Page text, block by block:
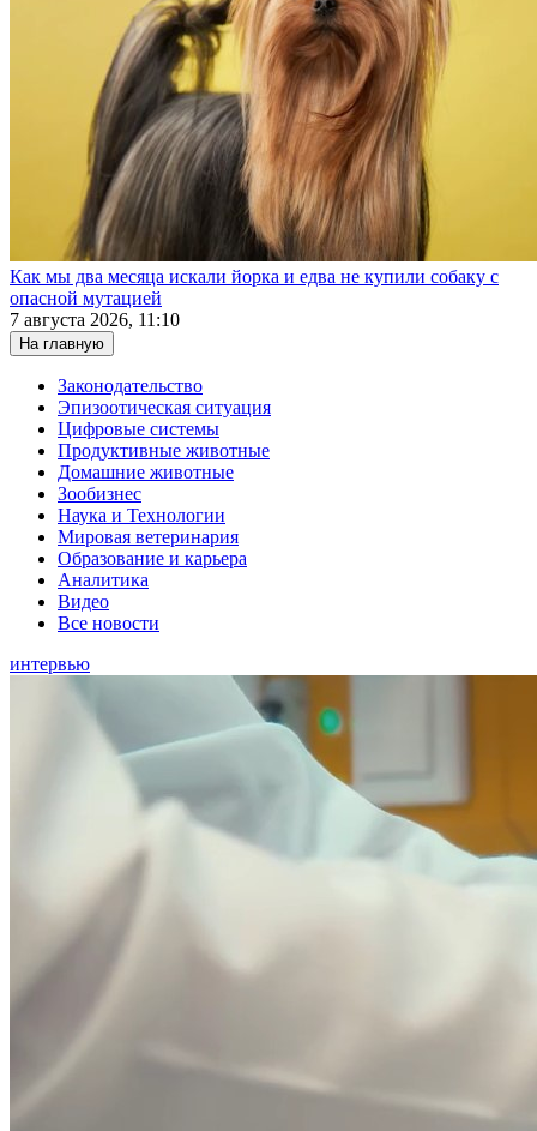
Как мы два месяца искали йорка и едва не купили собаку с
опасной мутацией
7 августа 2026, 11:10
На главную
Законодательство
Эпизоотическая ситуация
Цифровые системы
Продуктивные животные
Домашние животные
Зообизнес
Наука и Технологии
Мировая ветеринария
Образование и карьера
Аналитика
Видео
Все новости
интервью